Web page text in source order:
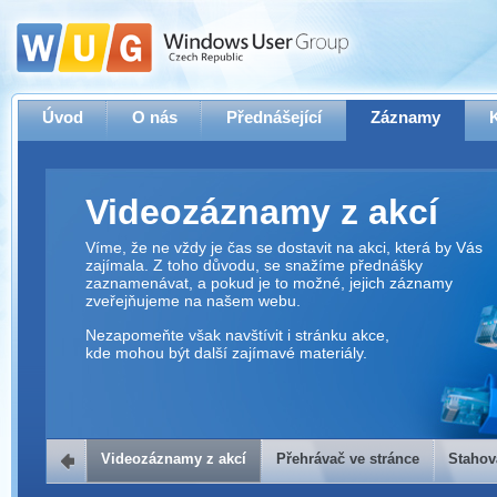
Úvod O nás Přednášející Záznamy
Videozáznamy z akcí
Víme, že ne vždy je čas se dostavit na akci, která by Vás
zajímala. Z toho důvodu, se snažíme přednášky
zaznamenávat, a pokud je to možné, jejich záznamy
zveřejňujeme na našem webu.
Nezapomeňte však navštívit i stránku akce,
kde mohou být další zajímavé materiály.
Přehrávač ve stránce
Videozáznamy z akcí Přehrávač ve stránce